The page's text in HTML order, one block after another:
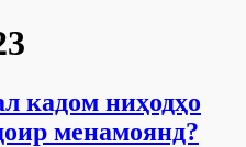
кадом ниҳодҳо
менамоянд?